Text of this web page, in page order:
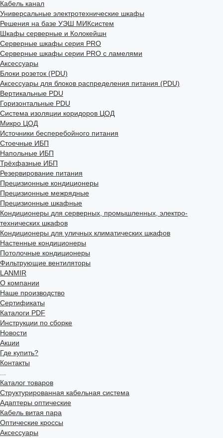
Кабель канал
Универсальные электротехнические шкафы
Решения на базе УЭШ МИКсистем
Шкафы серверные и Колокейшн
Серверные шкафы серия PRO
Серверные шкафы серии PRO с ламелями
Аксессуары
Блоки розеток (PDU)
Аксессуары для блоков распределения питания (PDU)
Вертикальные PDU
Горизонтальные PDU
Система изоляции коридоров ЦОД
Микро ЦОД
Источники бесперебойного питания
Стоечные ИБП
Напольные ИБП
Трёхфазные ИБП
Резервирование питания
Прецизионные кондиционеры
Прецизионные межрядные
Прецизионные шкафные
Кондиционеры для серверных, промышленных, электро-
технических шкафов
Кондиционеры для уличных климатических шкафов
Настенные кондиционеры
Потолочные кондиционеры
Фильтрующие вентиляторы
LANMIR
О компании
Наше производство
Сертификаты
Каталоги PDF
Инструкции по сборке
Новости
Акции
Где купить?
Контакты
Каталог товаров
Структурированная кабельная система
Адаптеры оптические
Кабель витая пара
Оптические кроссы
Аксессуары